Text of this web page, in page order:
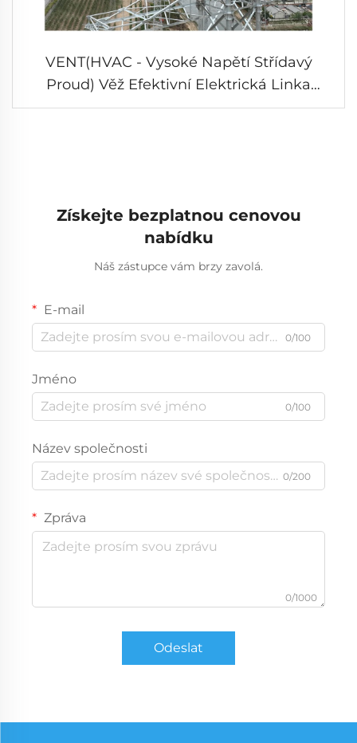
VENT(HVAC - Vysoké Napětí Střídavý
Proud) Věž Efektivní Elektrická Linka
Podpůrná Pylona
Získejte bezplatnou cenovou
nabídku
Náš zástupce vám brzy zavolá.
E-mail
0/100
Jméno
0/100
Název společnosti
0/200
Zpráva
0/1000
Odeslat